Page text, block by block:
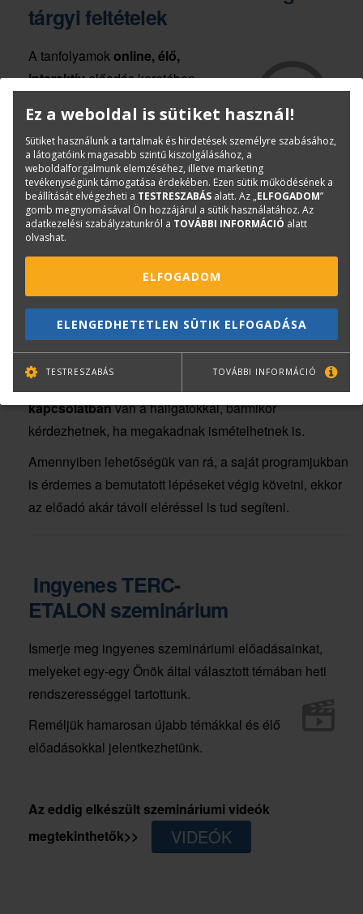
tárgyi feltételek
A tanfolyamokonline, élő,
interaktívelőadás keretében
Az előadást általában a
Microsoft Teamsprogram
Konferencia funkciójával tartjuk, de lehetőség van
TeamViewermegbeszélés lefolytatására is.
A résztvevőknek az interaktív részvételhez
szükséges:
hangszóró/fülhallgató
mikrofon (nem kötelező, lehetőség van
szövegesen is kérdezni).
A tanfolyam ideje alatt az előadó mindvégig
kapcsolatbanvan a hallgatókkal, bármikor
kérdezhetnek, ha megakadnak ismételhetnek is.
Amennyiben lehetőségük van rá, a saját programjukban
is érdemes a bemutatott lépéseket végig követni, ekkor
az előadó akár távoli eléréssel is tud segíteni.
Ingyenes TERC-
ETALON szeminárium
Ismerje meg ingyenes szemináriumi előadásainkat,
melyeket egy-egy Önök által választott témában heti
rendszerességgel tartottunk.
Reméljük hamarosan újabb témákkal és élő
előadásokkal jelentkezhetünk.
Az eddig elkészült szemináriumi videók
megtekinthetők>>
VIDEÓK
Ez a weboldal is sütiket használ!
Sütiket használunk a tartalmak és hirdetések személyre szabásához,
a látogatóink magasabb szintű kiszolgálásához, a
weboldalforgalmunk elemzéséhez, illetve marketing
tevékenységünk támogatása érdekében. Ezen sütik működésének a
beállítását elvégezheti a TESTRESZABÁS alatt. Az „ELFOGADOM”
gomb megnyomásával Ön hozzájárul a sütik használatához. Az
adatkezelési szabályzatunkról a TOVÁBBI INFORMÁCIÓ alatt
olvashat.
ELFOGADOM
ELENGEDHETETLEN SÜTIK ELFOGADÁSA
TESTRESZABÁS TOVÁBBI INFORMÁCIÓ